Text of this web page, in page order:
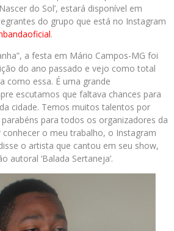
do Sol’, estará disponível em
do grupo que está no Instagram
.
a festa em Mário Campos-MG foi
do ano passado e vejo como total
como essa. É uma grande
escutamos que faltava chances para
cidade. Temos muitos talentos por
para todos os organizadores da
conhecer o meu trabalho, o Instagram
o artista que cantou em seu show,
autoral ‘Balada Sertaneja’.